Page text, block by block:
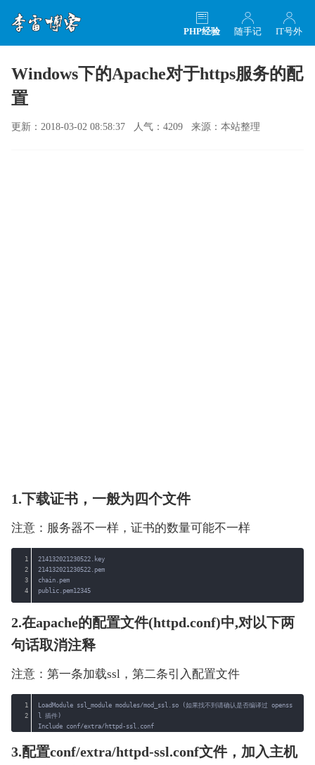
IT号外
随手记
PHP经验
Windows下的Apache对于https服务的配
置
更新：2018-03-02 08:58:37 人气：4209 来源：本站整理
1.下载证书，一般为四个文件
注意：服务器不一样，证书的数量可能不一样
1
2
3
4
214132021230522.key
214132021230522.pem
chain.pem
public.pem12345
2.在apache的配置文件(httpd.conf)中,对以下两
句话取消注释
注意：第一条加载ssl，第二条引入配置文件
1
2
LoadModule ssl_module modules/mod_ssl.so (如果找不到请确认是否编译过 openss
l 插件)
Include conf/extra/httpd-ssl.conf
3.配置conf/extra/httpd-ssl.conf文件，加入主机